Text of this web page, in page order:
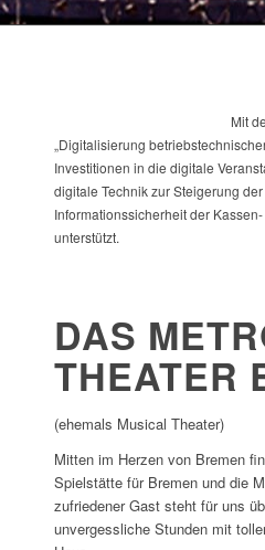
Mit
„Digitalisierung
Investitionen in die digitale
digitale Technik zur Steigerung
Informationssicherheit der
unterstützt.
DAS
THEATER
(ehemals Musical Theater)
Mitten im Herzen von Bremen
Spielstätte für Bremen und die
zufriedener Gast steht für uns
unvergessliche Stunden mit